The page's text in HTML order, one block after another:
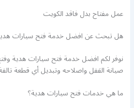
عمل مفتاح بدل فاقد الكويت
هل تبحث عن افضل خدمة فتح سيارات
نوفر لكم افضل خدمة فتح سيارات هدية وفتح
صيانة القفل واصلاحه وتبديل أي قطعة
ما هي خدمات فتح سيارات هدية؟